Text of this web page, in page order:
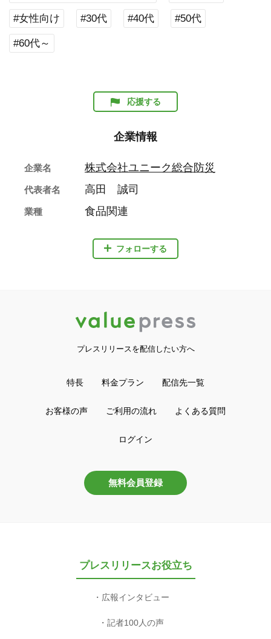
#女性向け #30代 #40代 #50代
#60代～
応援する
企業情報
フォローする
企業名 株式会社ユニーク総合防災
代表者名 高田 誠司
業種 食品関連
プレスリリースを配信したい方へ
特長 料金プラン 配信先一覧
お客様の声 ご利用の流れ よくある質問
ログイン
無料会員登録
プレスリリースお役立ち
広報インタビュー
記者100人の声